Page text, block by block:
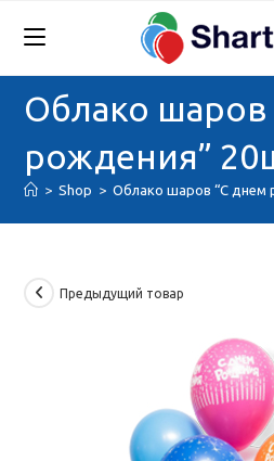
Облако шаров
рождения”
> Shop > Облако шаров “С днем
Предыдущий товар